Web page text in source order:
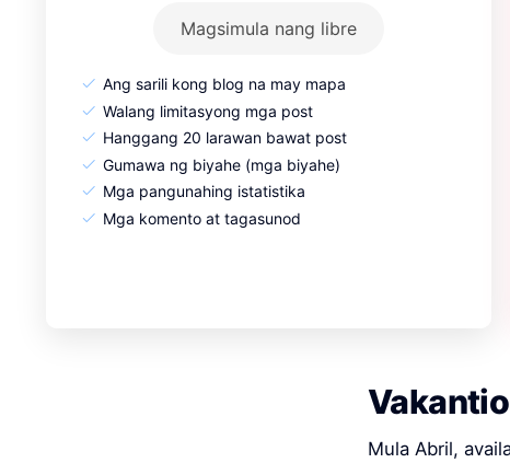
Magsimula nang libre
Ang sarili kong blog na may mapa
Walang limitasyong mga post
Hanggang 20 larawan bawat post
Gumawa ng biyahe (mga biyahe)
Mga pangunahing istatistika
Mga komento at tagasunod
Mula Abril,